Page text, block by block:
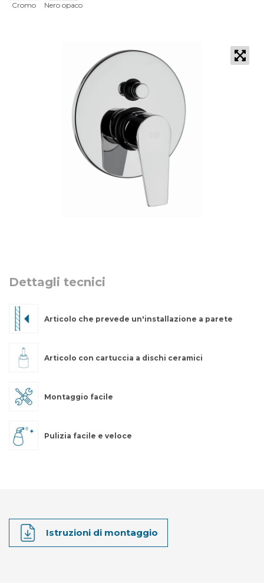
Cromo Nero opaco
Dettagli tecnici
Articolo che prevede un'installazione a parete
Articolo con cartuccia a dischi ceramici
Montaggio facile
Pulizia facile e veloce
Istruzioni di montaggio